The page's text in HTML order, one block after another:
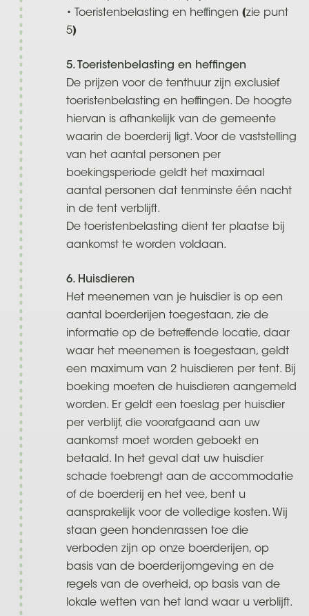
• Toeristenbelasting en heffingen (zie punt
5)
5. Toeristenbelasting en heffingen
De prijzen voor de tenthuur zijn exclusief
toeristenbelasting en heffingen. De hoogte
hiervan is afhankelijk van de gemeente
waarin de boerderij ligt. Voor de vaststelling
van het aantal personen per
boekingsperiode geldt het maximaal
aantal personen dat tenminste één nacht
in de tent verblijft.
De toeristenbelasting dient ter plaatse bij
aankomst te worden voldaan.
6. Huisdieren
Het meenemen van je huisdier is op een
aantal boerderijen toegestaan, zie de
informatie op de betreffende locatie, daar
waar het meenemen is toegestaan, geldt
een maximum van 2 huisdieren per tent. Bij
boeking moeten de huisdieren aangemeld
worden. Er geldt een toeslag per huisdier
per verblijf, die voorafgaand aan uw
aankomst moet worden geboekt en
betaald. In het geval dat uw huisdier
schade toebrengt aan de accommodatie
of de boerderij en het vee, bent u
aansprakelijk voor de volledige kosten. Wij
staan geen hondenrassen toe die
verboden zijn op onze boerderijen, op
basis van de boerderijomgeving en de
regels van de overheid, op basis van de
lokale wetten van het land waar u verblijft.